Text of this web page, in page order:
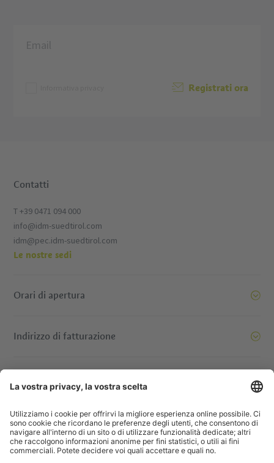
Registrati ora
Contatti
T +39 0471 094 000
info@idm-suedtirol.com
idm@pec.idm-suedtirol.com
Le nostre sedi
Orari di apertura
Indirizzo di fatturazione
siamo pronti a spostare le montagne. E voi?